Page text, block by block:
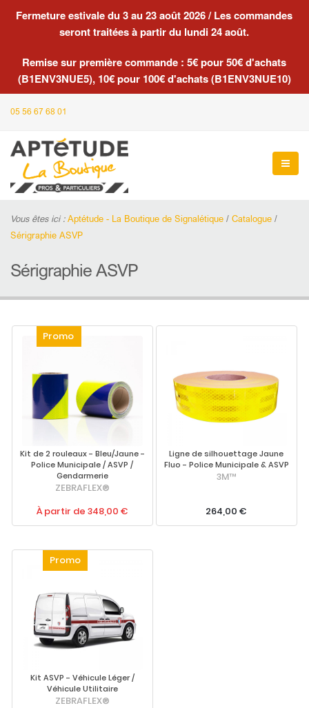
Fermeture estivale du 3 au 23 août 2026 / Les commandes
seront traitées à partir du lundi 24 août.
Remise sur première commande : 5€ pour 50€ d'achats
(B1ENV3NUE5), 10€ pour 100€ d'achats (B1ENV3NUE10)
05 56 67 68 01
Vous êtes ici :Aptétude - La Boutique de Signalétique / Catalogue /
Sérigraphie ASVP
Sérigraphie ASVP
Kit de 2 rouleaux - Bleu/Jaune -
Police Municipale / ASVP /
Gendarmerie
ZEBRAFLEX®
À partir de 348,00 €
Ligne de silhouettage Jaune
Fluo - Police Municipale & ASVP
3M™
264,00 €
Kit ASVP - Véhicule Léger /
Véhicule Utilitaire
ZEBRAFLEX®